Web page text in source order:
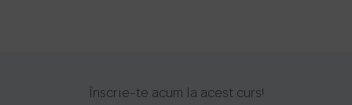
Înscrie-te acum la acest curs!